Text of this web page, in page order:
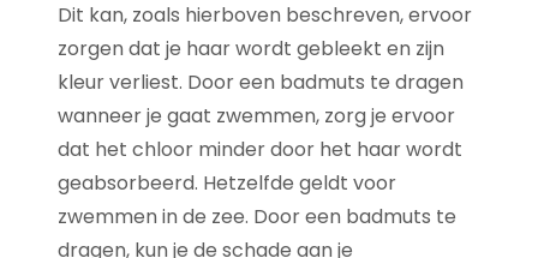
Dit kan, zoals hierboven beschreven, ervoor
zorgen dat je haar wordt gebleekt en zijn
kleur verliest. Door een badmuts te dragen
wanneer je gaat zwemmen, zorg je ervoor
dat het chloor minder door het haar wordt
geabsorbeerd. Hetzelfde geldt voor
zwemmen in de zee. Door een badmuts te
dragen, kun je de schade aan je